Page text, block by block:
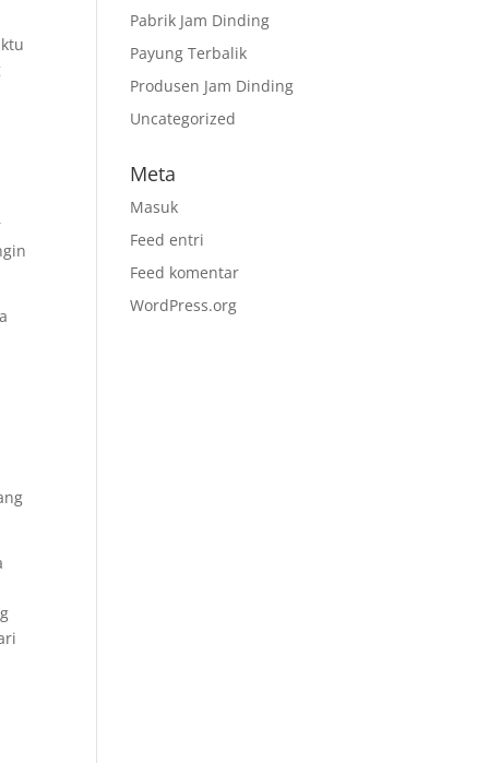
Pabrik Jam Dinding
Payung Terbalik
Produsen Jam Dinding
Uncategorized
Meta
Masuk
Feed entri
Feed komentar
WordPress.org